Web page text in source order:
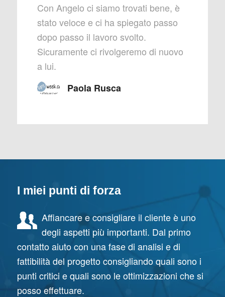
Con Angelo ci siamo trovati bene, è
stato veloce e ci ha spiegato passo
dopo passo il lavoro svolto.
Sicuramente ci rivolgeremo di nuovo
a lui.
Paola Rusca
I miei punti di forza
Affiancare e consigliare il cliente è uno
degli aspetti più importanti. Dal primo
contatto aiuto con una fase di analisi e di
fattibilità del progetto consigliando quali sono i
punti critici e quali sono le ottimizzazioni che si
posso effettuare.